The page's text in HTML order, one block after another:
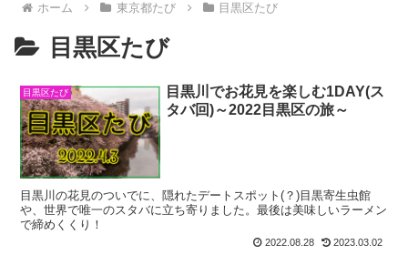
ホーム 東京都たび 目黒区たび
目黒区たび
目黒区たび
目黒川でお花見を楽しむ1DAY(ス
タバ回)～2022目黒区の旅～
目黒川の花見のついでに、隠れたデートスポット(？)目黒寄生虫館
や、世界で唯一のスタバに立ち寄りました。最後は美味しいラーメン
で締めくくり！
2022.08.28 2023.03.02